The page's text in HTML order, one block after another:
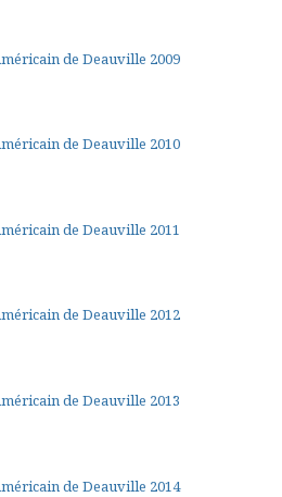
de Deauville 2009
de Deauville 2010
de Deauville 2011
de Deauville 2012
de Deauville 2013
de Deauville 2014